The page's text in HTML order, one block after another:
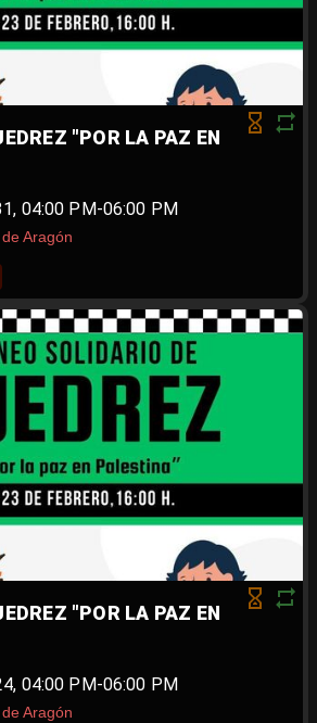
"POR LA PAZ EN
04:00 PM-06:00 PM
Aragón
"POR LA PAZ EN
04:00 PM-06:00 PM
Aragón